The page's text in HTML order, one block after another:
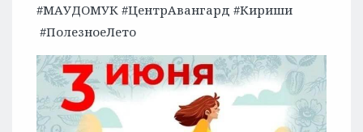
#МАУДОМУК #ЦентрАвангард #Кириши
#ПолезноеЛето